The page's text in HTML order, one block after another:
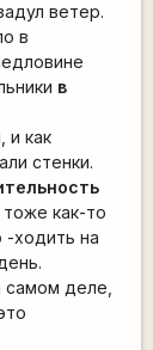
ветер.
в
в
и как
стенки.
как-то
-ходить на
самом деле,